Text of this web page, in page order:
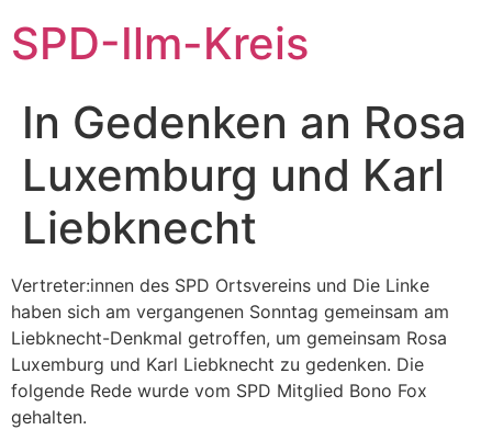
SPD-Ilm-Kreis
In Gedenken an Rosa
Luxemburg und Karl
Liebknecht
Vertreter:innen des SPD Ortsvereins und Die Linke
haben sich am vergangenen Sonntag gemeinsam am
Liebknecht-Denkmal getroffen, um gemeinsam Rosa
Luxemburg und Karl Liebknecht zu gedenken. Die
folgende Rede wurde vom SPD Mitglied Bono Fox
gehalten.